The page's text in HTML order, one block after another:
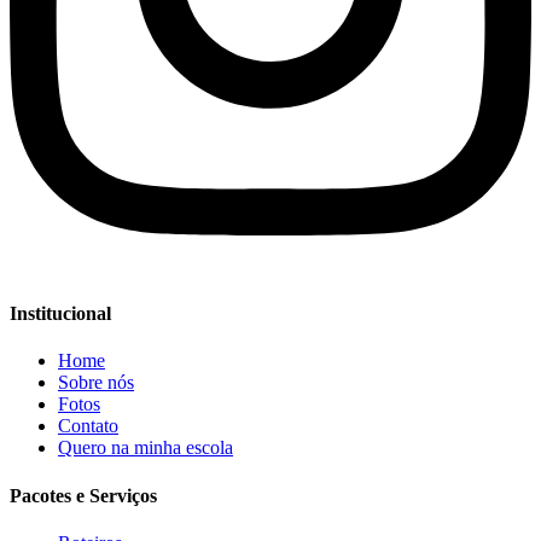
Institucional
Home
Sobre nós
Fotos
Contato
Quero na minha escola
Pacotes e Serviços